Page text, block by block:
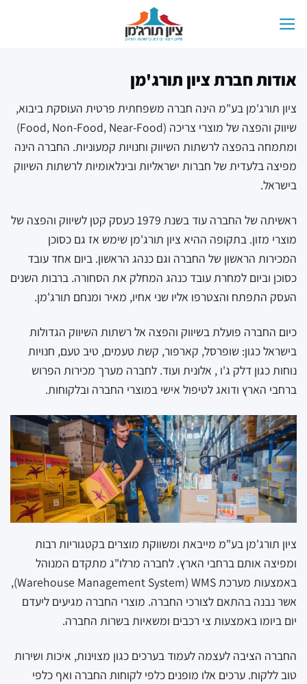
אודות חברת ציון תורג'מן
ציון תורג'מן בע"מ הינה חברה משפחתית פרטית העוסקת ביבוא,
שיווק והפצה של מוצרי צריכה (Food, Non-Food, Near-Food)
ומתמחה בהפצה לרשתות השיווק וחנויות קמעוניות. החברה הינה
מפיצה בלעדית של חברות ישראליות ובינלאומיות לרשתות השיווק
בישראל.
ראשיתה של החברה עוד בשנת 1979 כעסק קטן לשיווק והפצה של
מוצרי מזון. בתקופה ההיא ציון תורג'מן שימש אז גם כסוכן
המכירות הראשון של החברה וגם כנהג הראשון. ביום אחד עובד
כסוכן וביום למחרת עובד כנהג המחלק את הסחורה. ברבות השנים
העסק התפתח והצטרפו אליו שני אחיו, מאיר ומנחם תורג'מן.
כיום החברה פועלת בשיווק והפצה אל רשתות השיווק הגדולות
בישראל כגון: שופרסל, קארפור, קשת טעמים, טיב טעם, חנויות
נוחות כגון דלק ג'ו , אלונית ועוד. לחברה מערך מכירות הפרוש
ברחבי הארץ ודואג לטיפול אישי במוצרי החברה ובלקוחות.
ציון תורג'מן בע"מ מייבאת ומשווקת מוצרים בקטגוריות רבות
ומפיצה אותם ברחבי הארץ. לחברה מרלו"ג מתקדם המנוהל
באמצעות מערכת Warehouse Management System) WMS),
אשר נבנה בהתאם לצורכי החברה. מוצרי החברה מגיעים ליעדם
יום ביומו באמצעות צי רכבים ומשאיות בשרות החברה.
החברה הציבה לעצמה לעמוד בערכים כגון מצוינות, איכות ושירות
טוב ללקוח. ערכים אלו מופנים כלפי לקוחות החברה ואף כלפי